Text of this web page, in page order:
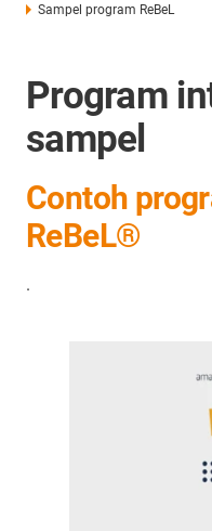
Sampel program ReBeL
Program
sampel
Contoh
ReBeL®
.